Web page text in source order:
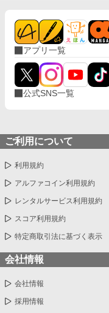
アプリ一覧
公式SNS一覧
ご利用について
利用規約
アルファコイン利用規約
レンタルサービス利用規約
スコア利用規約
特定商取引法に基づく表示
会社情報
会社情報
採用情報